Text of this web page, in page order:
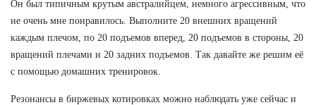
Он был типичным крутым австралийцем, немного агрессивным, что
не очень мне понравилось. Выполните 20 внешних вращений
каждым плечом, по 20 подъемов вперед, 20 подъемов в стороны, 20
вращений плечами и 20 задних подъемов. Так давайте же решим её
с помощью домашних тренировок.
Резонансы в биржевых котировках можно наблюдать уже сейчас и